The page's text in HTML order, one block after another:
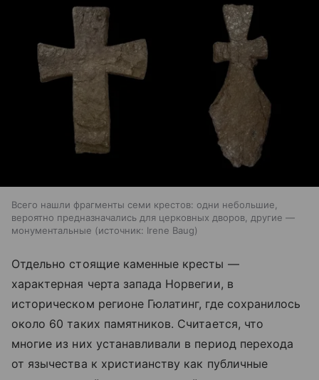
Всего нашли фрагменты семи крестов: одни небольшие,
вероятно предназначались для церковных дворов, другие —
монументальные
источник: Irene Baug
Отдельно стоящие каменные кресты —
характерная черта запада Норвегии, в
историческом регионе Гюлатинг, где сохранилось
около 60 таких памятников. Считается, что
многие из них устанавливали в период перехода
от язычества к христианству как публичные